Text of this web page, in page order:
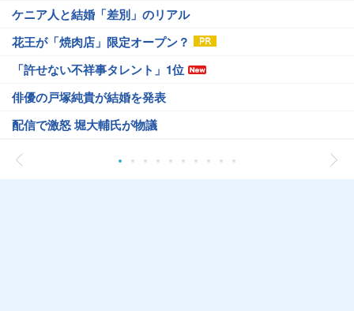
ケニア人と結婚「差別」のリアル
花王が「焼肉店」限定オープン？
「許せない不祥事タレント」1位
俳優の戸塚純貴が結婚を発表
配信で激怒 堀大輔氏が物議